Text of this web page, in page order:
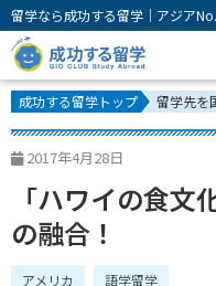
留学なら成功する留学｜アジア
成功する留学トップ 留学先を
2017年4月28日
「ハワイの食
の融合！
アメリカ 語学留学